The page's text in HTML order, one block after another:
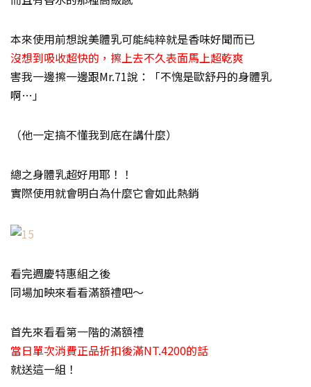
本來使用前想說美體乳可能純粹就是香味好聞而已
沒想到吸收超快的，擦上去不久表面馬上超乾爽
害我一邊擦一邊跟Mr.71說：「不愧是歐舒丹的身體乳
啊…」
（他一定搞不懂我到底在講什麼）
總之身體乳超好用耶！！
實際使用就會明白為什麼它會如此熱銷
看完週慶特惠組之後
同場加映來看看滿額禮吧～
首先來看看第一階的滿額禮
當日單次消費正品折扣後滿NT.4200的話
就送這一組！